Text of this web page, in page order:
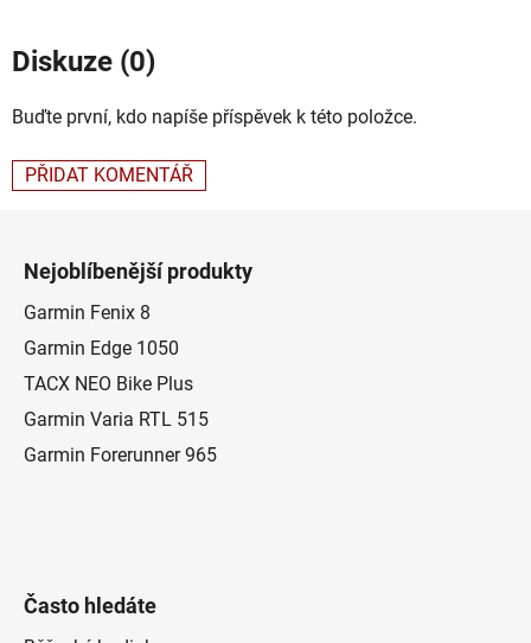
Diskuze (0)
Buďte první, kdo napíše příspěvek k této položce.
PŘIDAT KOMENTÁŘ
Nejoblíbenější produkty
Garmin Fenix 8
Garmin Edge 1050
TACX NEO Bike Plus
Garmin Varia RTL 515
Garmin Forerunner 965
Často hledáte